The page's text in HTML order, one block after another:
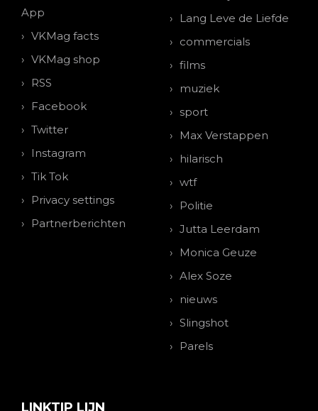
App
VKMag facts
VKMag shop
RSS
Facebook
Twitter
Instagram
Tik Tok
Privacy settings
Partnerberichten
Lang Leve de Liefde
commercials
films
muziek
sport
Max Verstappen
hilarisch
wtf
Politie
Jutta Leerdam
Monica Geuze
Alex Soze
nieuws
Slingshot
Parels
LINKTIP LIJN